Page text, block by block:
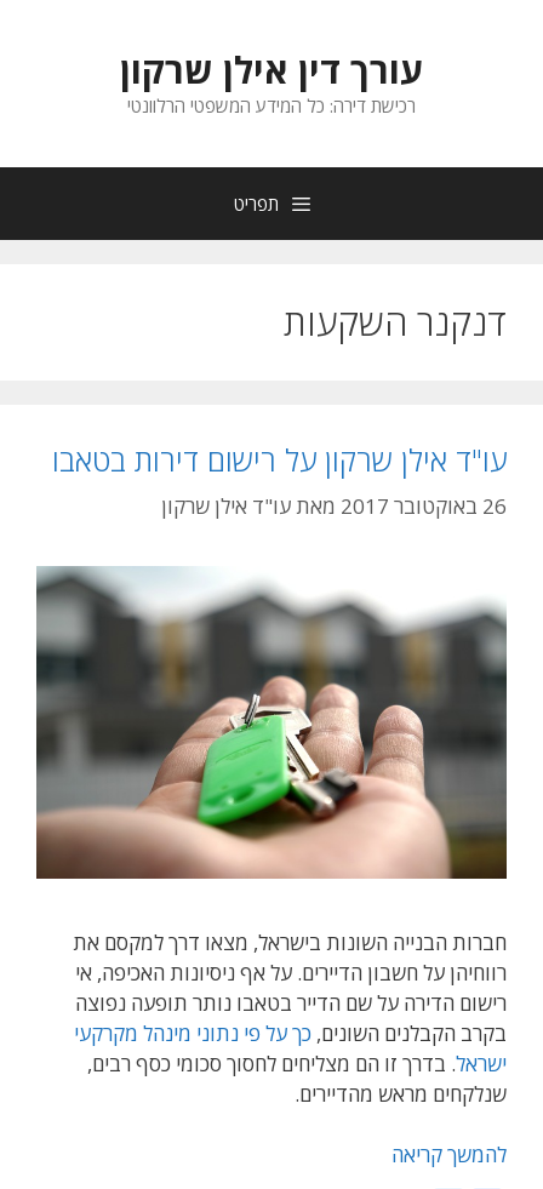
עורך דין אילן שרקון
רכישת דירה: כל המידע המשפטי הרלוונטי
תפריט
דנקנר השקעות
עו"ד אילן שרקון על רישום דירות בטאבו
26 באוקטובר 2017 מאת עו"ד אילן שרקון
חברות הבנייה השונות בישראל, מצאו דרך למקסם את
רווחיהן על חשבון הדיירים. על אף ניסיונות האכיפה, אי
רישום הדירה על שם הדייר בטאבו נותר תופעה נפוצה
בקרב הקבלנים השונים, כך על פי נתוני מינהל מקרקעי
ישראל. בדרך זו הם מצליחים לחסוך סכומי כסף רבים,
שנלקחים מראש מהדיירים.
להמשך קריאה